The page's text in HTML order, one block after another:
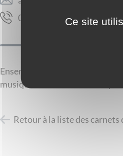
81 39 13 08 30
Ensemble folklorique
musiques et danses folkloriques
Retour à la liste des carnets
Ce site